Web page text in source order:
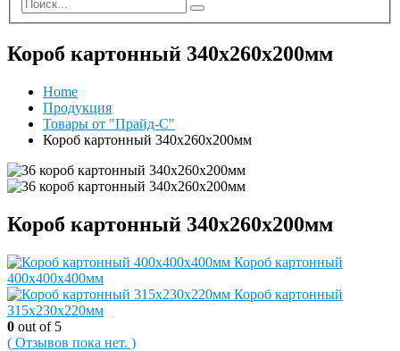
Короб картонный 340х260х200мм
Home
Продукция
Товары от "Прайд-С"
Короб картонный 340х260х200мм
Короб картонный 340х260х200мм
Короб картонный
400х400х400мм
Короб картонный
315х230х220мм
0 out of 5
( Отзывов пока нет. )